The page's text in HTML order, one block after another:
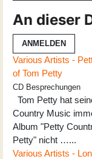
An dieser
ANMELDEN
Various Artists -
of Tom Petty
CD Besprechungen
Tom Petty hat
Country Music
Album "Petty
Petty" nicht …...
Various Artists -